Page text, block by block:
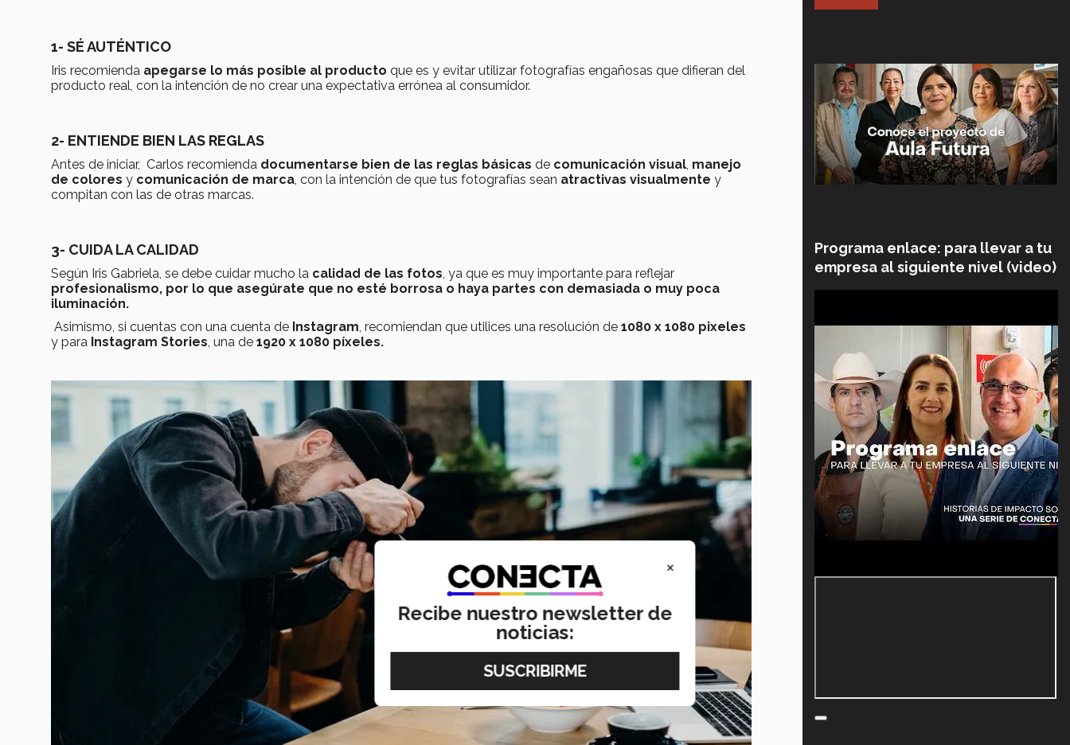
1- SÉ AUTÉNTICO
Iris recomienda apegarse lo más posible al producto que es y evitar utilizar fotografías engañosas que difieran del
producto real, con la intención de no crear una expectativa errónea al consumidor.
2- ENTIENDE BIEN LAS REGLAS
Antes de iniciar, Carlos recomienda documentarse bien de las reglas básicas de comunicación visual manejo
de colores y comunicación de marca , con la intención de que tus fotografías sean atractivas visualmente y
compitan con las de otras marcas.
3- CUIDA LA CALIDAD
Según Iris Gabriela, se debe cuidar mucho la calidad de las fotos , ya que es muy importante para reflejar
profesionalismo, por lo que asegúrate que no esté borrosa o haya partes con demasiada o muy poca
iluminación.
Asimismo, si cuentas con una cuenta de Instagram , recomiendan que utilices una resolución de 1080 x 1080 pixeles
y para Instagram Stories , una de 1920 x 1080 píxeles.
Programa enlace: para llevar a tu
empresa al siguiente nivel (video)
×
Recibe nuestro newsletter de
noticias: